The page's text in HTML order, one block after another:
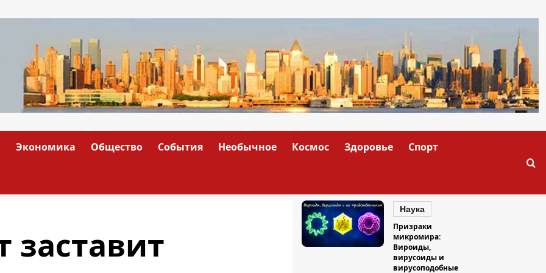
Экономика Общество События Необычное Космос Здоровье Спорт
заставит
Наука
Призраки
микромира:
Вироиды,
вирусоиды и
вирусоподобные